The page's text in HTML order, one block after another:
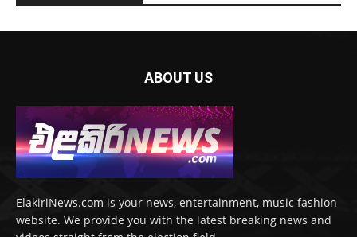
ABOUT US
ElakiriNews.com is your news, entertainment, music fashion
website. We provide you with the latest breaking news and